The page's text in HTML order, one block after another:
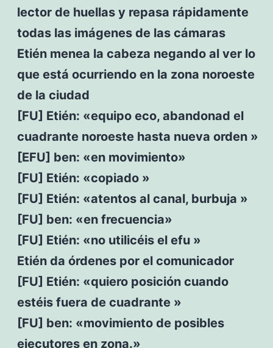
lector de huellas y repasa rápidamente
todas las imágenes de las cámaras
Etién menea la cabeza negando al ver lo
que está ocurriendo en la zona noroeste
de la ciudad
[FU] Etién: «equipo eco, abandonad el
cuadrante noroeste hasta nueva orden »
[EFU] ben: «en movimiento»
[FU] Etién: «copiado »
[FU] Etién: «atentos al canal, burbuja »
[FU] ben: «en frecuencia»
[FU] Etién: «no utilicéis el efu »
Etién da órdenes por el comunicador
[FU] Etién: «quiero posición cuando
estéis fuera de cuadrante »
[FU] ben: «movimiento de posibles
ejecutores en zona.»